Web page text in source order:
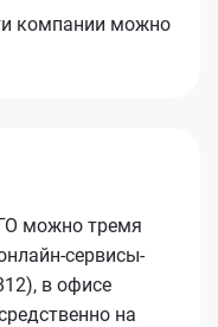
компании можно
можно тремя
сервисы-
в офисе
на